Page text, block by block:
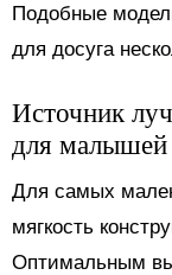
Подобные
для досуга
Источник
для малышей
Для самых
мягкость
Оптимальным